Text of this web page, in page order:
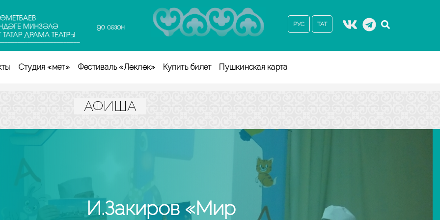
90 сезон РУС ТАТ
Студия «Өмет» Фестиваль «Ләкләк» Купить билет Пушкинская карта
АФИША
«Мир